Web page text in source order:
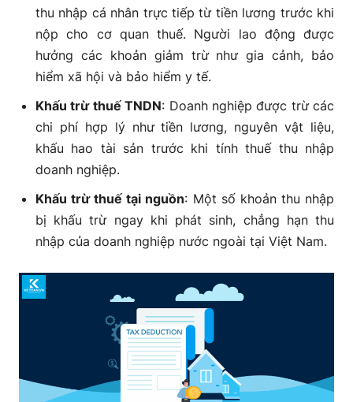
thu nhập cá nhân trực tiếp từ tiền lương trước khi
nộp cho cơ quan thuế. Người lao động được
hưởng các khoản giảm trừ như gia cảnh, bảo
hiểm xã hội và bảo hiểm y tế.
Khấu trừ thuế TNDN: Doanh nghiệp được trừ các
chi phí hợp lý như tiền lương, nguyên vật liệu,
khấu hao tài sản trước khi tính thuế thu nhập
doanh nghiệp.
Khấu trừ thuế tại nguồn: Một số khoản thu nhập
bị khấu trừ ngay khi phát sinh, chẳng hạn thu
nhập của doanh nghiệp nước ngoài tại Việt Nam.